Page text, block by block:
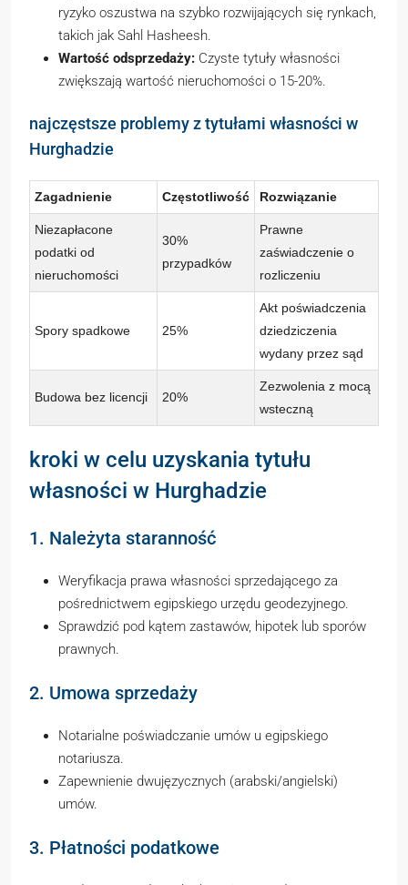
ryzyko oszustwa na szybko rozwijających się rynkach,
takich jak Sahl Hasheesh.
Wartość odsprzedaży: Czyste tytuły własności
zwiększają wartość nieruchomości o 15-20%.
najczęstsze problemy z tytułami własności w
Hurghadzie
Zagadnienie Częstotliwość Rozwiązanie
Niezapłacone
podatki od
nieruchomości
30%
przypadków
Prawne
zaświadczenie o
rozliczeniu
Spory spadkowe 25%
Akt poświadczenia
dziedziczenia
wydany przez sąd
Budowa bez licencji 20%
Zezwolenia z mocą
wsteczną
kroki w celu uzyskania tytułu
własności w Hurghadzie
1. Należyta staranność
Weryfikacja prawa własności sprzedającego za
pośrednictwem egipskiego urzędu geodezyjnego.
Sprawdzić pod kątem zastawów, hipotek lub sporów
prawnych.
2. Umowa sprzedaży
Notarialne poświadczanie umów u egipskiego
notariusza.
Zapewnienie dwujęzycznych (arabski/angielski)
umów.
3. Płatności podatkowe